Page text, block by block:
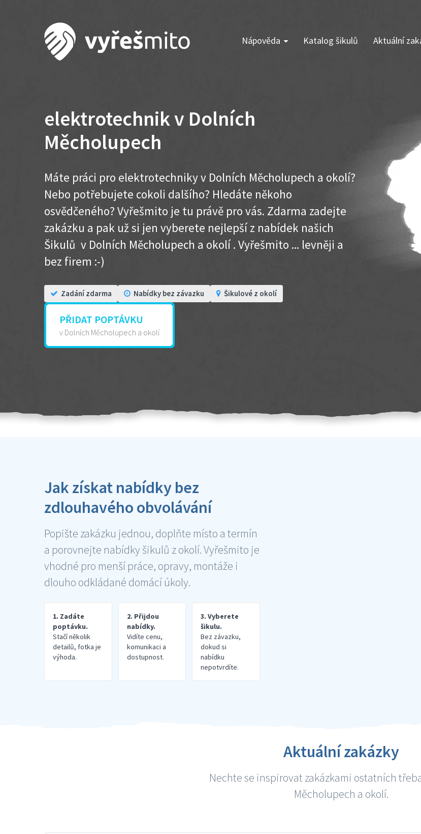
Nápověda Katalog šikulů Aktuální
elektrotechnik v Dolních
Měcholupech
Máte práci pro elektrotechniky v Dolních Měcholupech a okolí?
Nebo potřebujete cokoli dalšího? Hledáte někoho
osvědčeného? Vyřešmito je tu právě pro vás. Zdarma zadejte
zakázku a pak už si jen vyberete nejlepší z nabídek našich
Šikulů v Dolních Měcholupech a okolí . Vyřešmito ... levněji a
bez firem :-)
Zadání zdarma Nabídky bez závazku Šikulové z okolí
PŘIDAT POPTÁVKU
v Dolních Měcholupech a okolí
Jak získat nabídky bez
zdlouhavého obvolávání
Popište zakázku jednou, doplňte místo a termín
a porovnejte nabídky šikulů z okolí. Vyřešmito je
vhodné pro menší práce, opravy, montáže i
dlouho odkládané domácí úkoly.
1. Zadáte
poptávku.
Stačí několik
detailů, fotka je
výhoda.
2. Přijdou
nabídky.
Vidíte cenu,
komunikaci a
dostupnost.
3. Vyberete
šikulu.
Bez závazku,
dokud si
nabídku
nepotvrdíte.
Aktuální zakázky
Nechte se inspirovat zakázkami ostatních
Měcholupech a okolí.